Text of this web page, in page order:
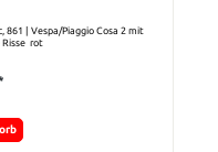
| Vespa/Piaggio Cosa 2 mit
Risse rot